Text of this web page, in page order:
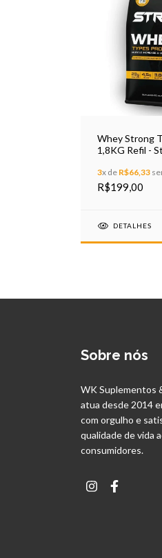
Whey Strong
1,8KG Refil -
3x de R$66,33
R$199,00
DETALHES
Sobre nós
WK Suplementos
atua desde 2014
com orgulho e
qualidade de vida
consumidores.